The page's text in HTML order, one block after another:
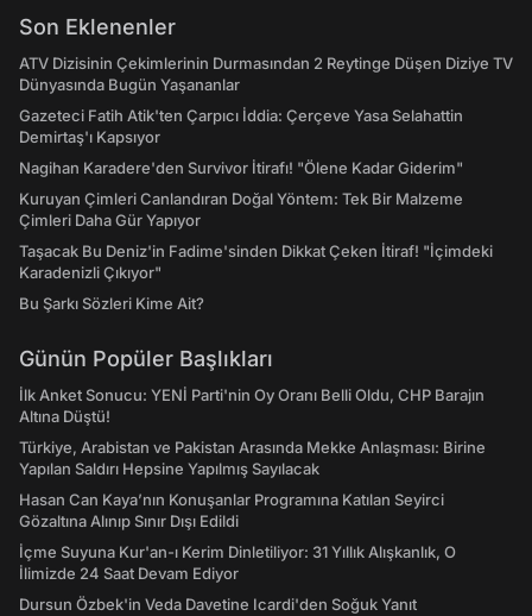
Son Eklenenler
ATV Dizisinin Çekimlerinin Durmasından 2 Reytinge Düşen Diziye TV
Dünyasında Bugün Yaşananlar
Gazeteci Fatih Atik'ten Çarpıcı İddia: Çerçeve Yasa Selahattin
Demirtaş'ı Kapsıyor
Nagihan Karadere'den Survivor İtirafı! "Ölene Kadar Giderim"
Kuruyan Çimleri Canlandıran Doğal Yöntem: Tek Bir Malzeme
Çimleri Daha Gür Yapıyor
Taşacak Bu Deniz'in Fadime'sinden Dikkat Çeken İtiraf! "İçimdeki
Karadenizli Çıkıyor"
Bu Şarkı Sözleri Kime Ait?
Günün Popüler Başlıkları
İlk Anket Sonucu: YENİ Parti'nin Oy Oranı Belli Oldu, CHP Barajın
Altına Düştü!
Türkiye, Arabistan ve Pakistan Arasında Mekke Anlaşması: Birine
Yapılan Saldırı Hepsine Yapılmış Sayılacak
Hasan Can Kaya’nın Konuşanlar Programına Katılan Seyirci
Gözaltına Alınıp Sınır Dışı Edildi
İçme Suyuna Kur'an-ı Kerim Dinletiliyor: 31 Yıllık Alışkanlık, O
İlimizde 24 Saat Devam Ediyor
Dursun Özbek'in Veda Davetine Icardi'den Soğuk Yanıt